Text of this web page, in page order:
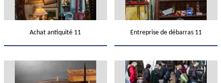
Achat antiquité 11 Entreprise de débarras 11